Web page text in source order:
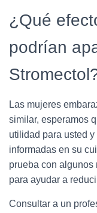
¿Qué
podrían
Las mujeres
similar, esperamos
utilidad para usted
informadas en su
prueba con algunos
para ayudar a
Consultar a un